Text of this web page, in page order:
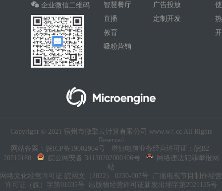
游戏 租赁合同 上门
小程序商城 saas AI音乐
招聘 AI小程序
体育馆网球篮球羽毛球
驾校小程序
AI数字人 交互数字人
论坛 视频混剪
短剧 抖音|快手|视频号 diy
热门短剧系统 跑腿
企业微信二维码
智慧餐厅
直播
教育
吸粉营销
广告投放
定制开发
Copyright © 2021 宿州市微擎云计算有限公司 www.w7.cc All Rights
Reserved
网站备案：皖ICP备19002904号 增值电信业务经营许可证：皖B2-
20210180
皖公网安备 34130202000406号
网络违法犯罪举报网
站
网络文化经营许可证 皖网文（2022） 0230-007号 广播电视节目制作经营
许可证（皖）字第01035号 出版物经营许可证新发出埇字第2021125号